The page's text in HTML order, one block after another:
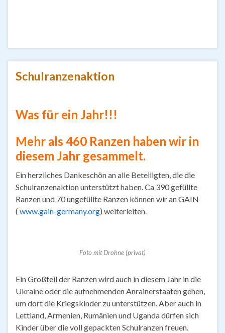
Schulranzenaktion
Was für ein Jahr!!!
Mehr als 460 Ranzen haben wir in
diesem Jahr gesammelt.
Ein herzliches Dankeschön an alle Beteiligten, die die
Schulranzenaktion unterstützt haben. Ca 390 gefüllte
Ranzen und 70 ungefüllte Ranzen können wir an GAIN
( www.gain-germany.org) weiterleiten.
Foto mit Drohne (privat)
Ein Großteil der Ranzen wird auch in diesem Jahr in die
Ukraine oder die aufnehmenden Anrainerstaaten gehen,
um dort die Kriegskinder zu unterstützen. Aber auch in
Lettland, Armenien, Rumänien und Uganda dürfen sich
Kinder über die voll gepackten Schulranzen freuen.